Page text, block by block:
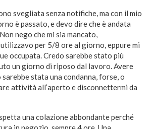
svegliata senza notifiche, ma con il mio
è passato, e devo dire che è andata
nego che mi sia mancato,
per 5/8 ore al giorno, eppure mi
occupata. Credo sarebbe stato più
un giorno di riposo dal lavoro. Avere
stata una condanna, forse, o
attività all’aperto e disconnettermi da
una colazione abbondante perché